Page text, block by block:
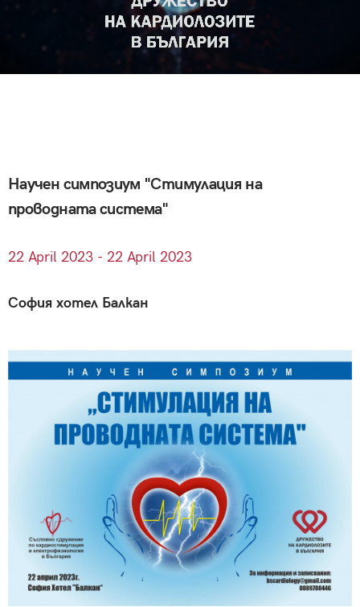
Научен симпозиум "Стимулация на
проводната система"
22 April 2023 - 22 April 2023
София хотел Балкан